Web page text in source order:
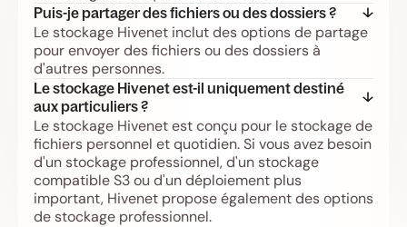
Puis-je partager des fichiers ou des dossiers ?
Le stockage Hivenet inclut des options de partage
pour envoyer des fichiers ou des dossiers à
d'autres personnes.
Le stockage Hivenet est-il uniquement destiné
aux particuliers ?
Le stockage Hivenet est conçu pour le stockage de
fichiers personnel et quotidien. Si vous avez besoin
d'un stockage professionnel, d'un stockage
compatible S3 ou d'un déploiement plus
important, Hivenet propose également des options
de stockage professionnel.